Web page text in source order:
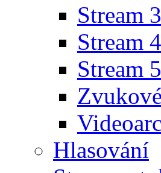
Stream 3
Stream 4
Stream 5
Hlasování